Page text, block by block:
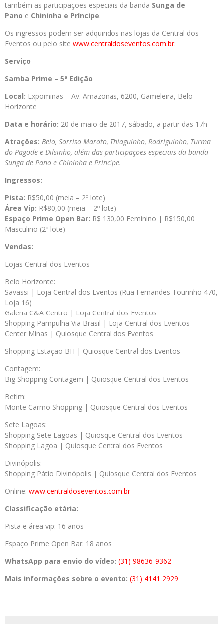
também as participações especiais da banda Sunga de
Pano e Chininha e Príncipe.
Os ingressos podem ser adquiridos nas lojas da Central dos
Eventos ou pelo site www.centraldoseventos.com.br.
Serviço
Samba Prime – 5ª Edição
Local: Expominas – Av. Amazonas, 6200, Gameleira, Belo
Horizonte
Data e horário: 20 de maio de 2017, sábado, a partir das 17h
Atrações: Belo, Sorriso Maroto, Thiaguinho, Rodriguinho, Turma
do Pagode e Dilsinho, além das participações especiais da banda
Sunga de Pano e Chininha e Príncipe.
Ingressos:
Pista: R$50,00 (meia – 2º lote)
Área Vip: R$80,00 (meia – 2º lote)
Espaço Prime Open Bar: R$ 130,00 Feminino | R$150,00
Masculino (2º lote)
Vendas:
Lojas Central dos Eventos
Belo Horizonte:
Savassi | Loja Central dos Eventos (Rua Fernandes Tourinho 470,
Loja 16)
Galeria C&A Centro | Loja Central dos Eventos
Shopping Pampulha Via Brasil | Loja Central dos Eventos
Center Minas | Quiosque Central dos Eventos
Shopping Estação BH | Quiosque Central dos Eventos
Contagem:
Big Shopping Contagem | Quiosque Central dos Eventos
Betim:
Monte Carmo Shopping | Quiosque Central dos Eventos
Sete Lagoas:
Shopping Sete Lagoas | Quiosque Central dos Eventos
Shopping Lagoa | Quiosque Central dos Eventos
Divinópolis:
Shopping Pátio Divinópolis | Quiosque Central dos Eventos
Online: www.centraldoseventos.com.br
Classificação etária:
Pista e área vip: 16 anos
Espaço Prime Open Bar: 18 anos
WhatsApp para envio do vídeo: (31) 98636-9362
Mais informações sobre o evento: (31) 4141 2929